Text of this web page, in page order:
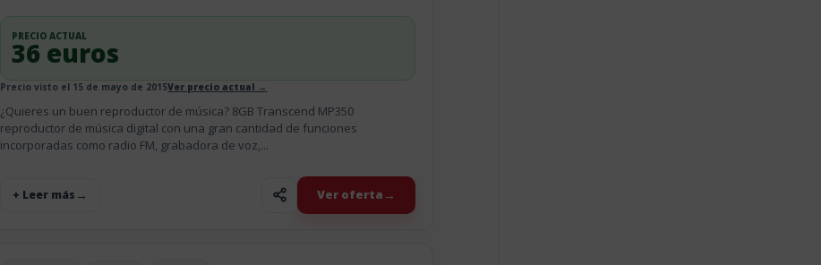
PRECIO ACTUAL
36 euros
Precio visto el 15 de mayo de 2015Ver precio actual →
¿Quieres un buen reproductor de música? 8GB Transcend MP350
reproductor de música digital con una gran cantidad de funciones
incorporadas como radio FM, grabadora de voz,...
+ Leer más Ver oferta